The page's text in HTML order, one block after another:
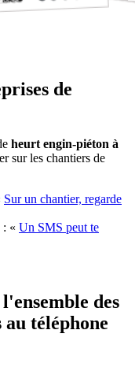
de
heurt engin-piéton à
sur les chantiers de
Sur un chantier, regarde
: « Un SMS peut te
des
téléphone